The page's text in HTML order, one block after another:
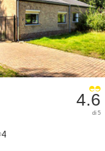
da lettodomestici
4
4.6
di 5